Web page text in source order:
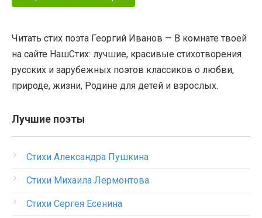
Читать стих поэта Георгий Иванов — В комнате твоей
на сайте НашСтих: лучшие, красивые стихотворения
русских и зарубежных поэтов классиков о любви,
природе, жизни, Родине для детей и взрослых.
Лучшие поэты
Стихи Александра Пушкина
Стихи Михаила Лермонтова
Стихи Сергея Есенина